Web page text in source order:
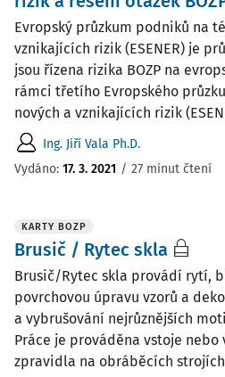
Evropský průzkum podniků na
vznikajících rizik (ESENER) je
jsou řízena rizika BOZP na
rámci třetího Evropského
nových a vznikajících rizik
Ing. Jiří Vala Ph.D.
Vydáno: 17. 3. 2021 / 27 minut čtení
KARTY BOZP
Brusič / Rytec skla
Brusič/Rytec skla provádí rytí,
povrchovou úpravu vzorů a
a vybrušování nejrůznějších
Práce je prováděna vstoje nebo
zpravidla na obráběcích strojích